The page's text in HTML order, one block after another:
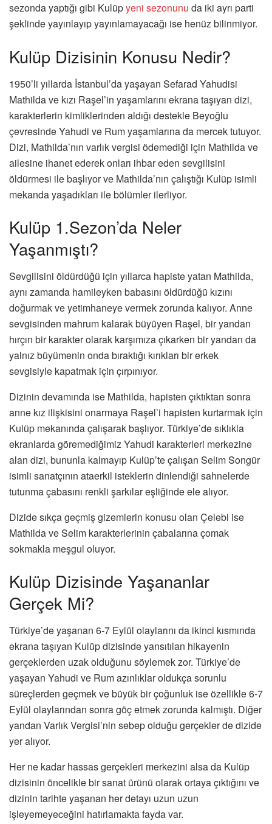
sezonda yaptığı gibi Kulüpyeni sezonunu da iki ayrı parti
şeklinde yayınlayıp yayınlamayacağı ise henüz bilinmiyor.
Kulüp Dizisinin Konusu Nedir?
1950’li yıllarda İstanbul’da yaşayan Sefarad Yahudisi
Mathilda ve kızı Raşel’in yaşamlarını ekrana taşıyan dizi,
karakterlerin kimliklerinden aldığı destekle Beyoğlu
çevresinde Yahudi ve Rum yaşamlarına da mercek tutuyor.
Dizi, Mathilda’nın varlık vergisi ödemediği için Mathilda ve
ailesine ihanet ederek onları ihbar eden sevgilisini
öldürmesi ile başlıyor ve Mathilda’nın çalıştığı Kulüp isimli
mekanda yaşadıkları ile bölümler ilerliyor.
Kulüp 1.Sezon’da Neler
Yaşanmıştı?
Sevgilisini öldürdüğü için yıllarca hapiste yatan Mathilda,
aynı zamanda hamileyken babasını öldürdüğü kızını
doğurmak ve yetimhaneye vermek zorunda kalıyor. Anne
sevgisinden mahrum kalarak büyüyen Raşel, bir yandan
hırçın bir karakter olarak karşımıza çıkarken bir yandan da
yalnız büyümenin onda bıraktığı kırıkları bir erkek
sevgisiyle kapatmak için çırpınıyor.
Dizinin devamında ise Mathilda, hapisten çıktıktan sonra
anne kız ilişkisini onarmaya Raşel’i hapisten kurtarmak için
Kulüp mekanında çalışarak başlıyor. Türkiye’de sıklıkla
ekranlarda göremediğimiz Yahudi karakterleri merkezine
alan dizi, bununla kalmayıp Kulüp’te çalışan Selim Songür
isimli sanatçının ataerkil isteklerin dinlendiği sahnelerde
tutunma çabasını renkli şarkılar eşliğinde ele alıyor.
Dizide sıkça geçmiş gizemlerin konusu olan Çelebi ise
Mathilda ve Selim karakterlerinin çabalarına çomak
sokmakla meşgul oluyor.
Kulüp Dizisinde Yaşananlar
Gerçek Mi?
Türkiye’de yaşanan 6-7 Eylül olaylarını da ikinci kısmında
ekrana taşıyan Kulüp dizisinde yansıtılan hikayenin
gerçeklerden uzak olduğunu söylemek zor. Türkiye’de
yaşayan Yahudi ve Rum azınlıklar oldukça sorunlu
süreçlerden geçmek ve büyük bir çoğunluk ise özellikle 6-7
Eylül olaylarından sonra göç etmek zorunda kalmıştı. Diğer
yandan Varlık Vergisi’nin sebep olduğu gerçekler de dizide
yer alıyor.
Her ne kadar hassas gerçekleri merkezini alsa da Kulüp
dizisinin öncelikle bir sanat ürünü olarak ortaya çıktığını ve
dizinin tarihte yaşanan her detayı uzun uzun
işleyemeyeceğini hatırlamakta fayda var.